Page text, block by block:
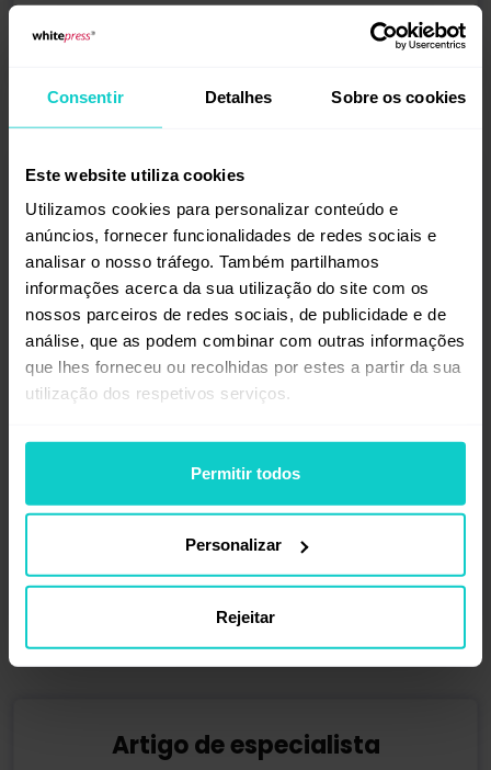
Consentir Detalhes Sobre os cookies
Este website utiliza cookies
Utilizamos cookies para personalizar conteúdo e
anúncios, fornecer funcionalidades de redes sociais e
analisar o nosso tráfego. Também partilhamos
informações acerca da sua utilização do site com os
nossos parceiros de redes sociais, de publicidade e de
análise, que as podem combinar com outras informações
que lhes forneceu ou recolhidas por estes a partir da sua
utilização dos respetivos serviços.
Permitir todos
Personalizar
Rejeitar
Artigo estendido
€29,00
número de caractéres3000
-3500
prazo de entrega em até3dias
artigo escrito por um copywriter
Artigo de especialista